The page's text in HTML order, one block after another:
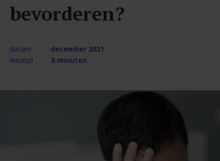
bevorderen?
datum
december 2021
leestijd
8 minuten